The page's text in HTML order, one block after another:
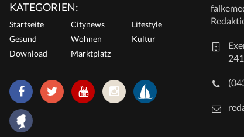
KATEGORIEN:
Startseite Citynews
Lifestyle
Gesund
Wohnen
Kultur
Download
Marktplatz